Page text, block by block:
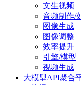
文生视频
音频制作/
图像生成
图像调整
效率提升
引擎/模型
视频生成
大模型API聚合